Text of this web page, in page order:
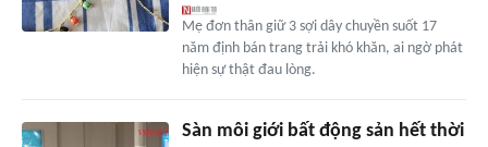
Mẹ đơn thân giữ 3 sợi dây chuyền suốt 17
năm định bán trang trải khó khăn, ai ngờ phát
hiện sự thật đau lòng.
Sàn môi giới bất động sản hết thời